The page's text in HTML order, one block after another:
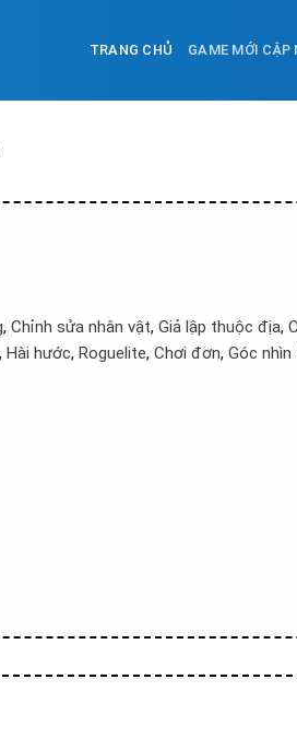
TRANG CHỦ GAME MỚI CẬP
, Chỉnh sửa nhân vật, Giả lập thuộc địa,
, Hài hước, Roguelite, Chơi đơn, Góc